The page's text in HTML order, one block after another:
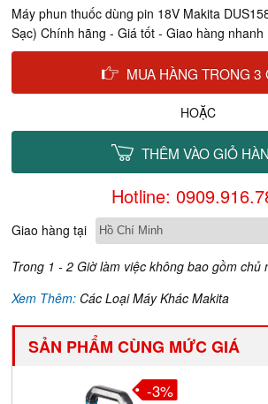
Máy phun thuốc dùng pin 18V Makita
Sạc) Chính hãng - Giá tốt - Giao hàng nhanh
MUA HÀNG TRONG 3
HOẶC
THÊM VÀO GIỎ
Hotline:
Giao hàng tại
Trong 1 - 2 Giờ làm việc không bao gồm chủ
Xem Thêm: Các Loại Máy Khác Makita
SẢN PHẨM CÙNG MỨC GIÁ
-3%